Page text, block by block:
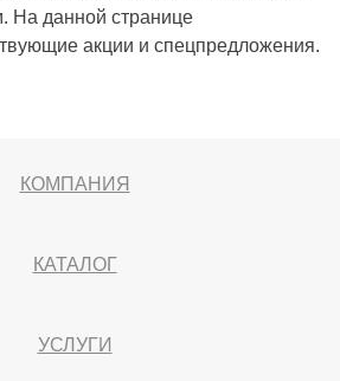
На данной странице
акции и спецпредложения.
КОМПАНИЯ
КАТАЛОГ
УСЛУГИ